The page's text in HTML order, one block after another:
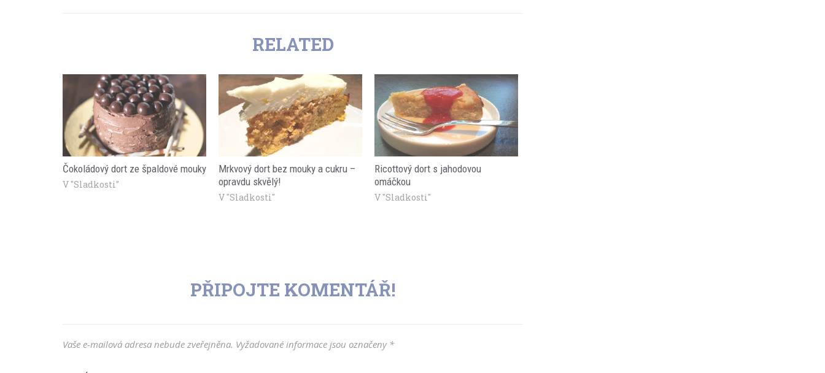
RELATED
Čokoládový dort ze špaldové mouky
V "Sladkosti"
Mrkvový dort bez mouky a cukru –
opravdu skvělý!
V "Sladkosti"
Ricottový dort s jahodovou
omáčkou
V "Sladkosti"
PŘIPOJTE KOMENTÁŘ!
Vaše e-mailová adresa nebude zveřejněna. Vyžadované informace jsou označeny *